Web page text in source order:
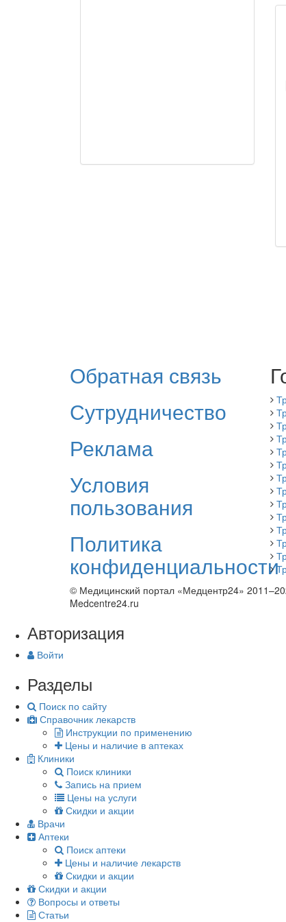
Обратная связь
Сутрудничество
Реклама
Условия
пользования
Политика
конфиденциальности
© Медицинский портал «Медцентр24»
Medcentre24.ru
Авторизация
Войти
Разделы
Поиск по сайту
Справочник лекарств
Инструкции по применению
Цены и наличие в аптеках
Клиники
Поиск клиники
Запись на прием
Цены на услуги
Скидки и акции
Врачи
Аптеки
Поиск аптеки
Цены и наличие лекарств
Скидки и акции
Скидки и акции
Вопросы и ответы
Статьи